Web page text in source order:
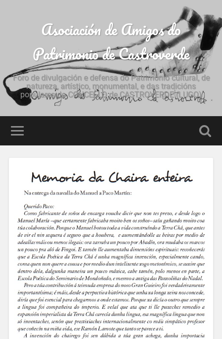
Asociación de Amigos do
Patrimonio de Castroverde
Foro de divulgación e defensa do Patrimonio cultural, de
natureza, artístico, monumental, e das tradicións
populares do CONCELLO de CASTROVERDE (LUGO)